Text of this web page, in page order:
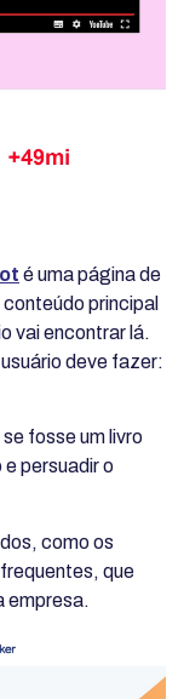
é uma página de
principal
vai encontrar lá.
deve fazer:
fosse um livro
persuadir o
como os
que
empresa.